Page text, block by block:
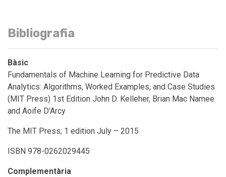
Bibliografia
Bàsic
Fundamentals of Machine Learning for Predictive Data
Analytics: Algorithms, Worked Examples, and Case Studies
(MIT Press) 1st Edition John D. Kelleher, Brian Mac Namee
and Aoife D'Arcy
The MIT Press; 1 edition July – 2015
ISBN 978-0262029445
Complementària